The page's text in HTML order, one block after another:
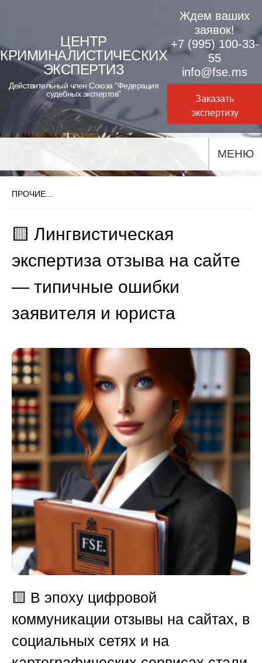
content
ЦЕНТР
КРИМИНАЛИСТИЧЕСКИХ
ЭКСПЕРТИЗ
Действительный член Союза "Федерация
судебных экспертов"
Ждем ваших
заявок!
+7 (995) 100-33-
55
info@fse.ms
Заказать
экспертизу
МЕНЮ
ПРОЧИЕ...
🟨 Лингвистическая
экспертиза отзыва на сайте
— типичные ошибки
заявителя и юриста
🟨 В эпоху цифровой
коммуникации отзывы на сайтах, в
социальных сетях и на